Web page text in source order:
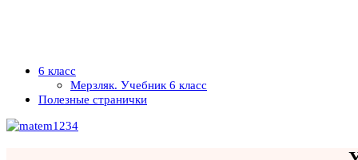
6 класс
Мерзляк. Учебник 6 класс
Полезные странички